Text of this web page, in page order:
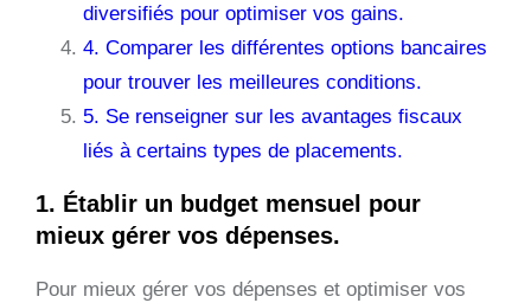
diversifiés pour optimiser vos gains.
4. Comparer les différentes options bancaires
pour trouver les meilleures conditions.
5. Se renseigner sur les avantages fiscaux
liés à certains types de placements.
1. Établir un budget mensuel pour
mieux gérer vos dépenses.
Pour mieux gérer vos dépenses et optimiser vos